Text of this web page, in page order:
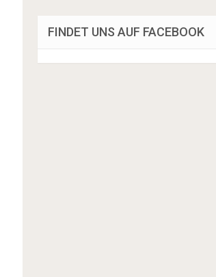
FINDET UNS AUF FACEBOOK